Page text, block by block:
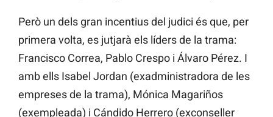
Però un dels gran incentius del judici és que, per
primera volta, es jutjarà els líders de la trama:
Francisco Correa, Pablo Crespo i Álvaro Pérez. I
amb ells Isabel Jordan (exadministradora de les
empreses de la trama), Mónica Magariños
(exempleada) i Cándido Herrero (exconseller